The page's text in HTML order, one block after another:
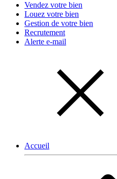
Vendez votre bien
Louez votre bien
Gestion de votre bien
Recrutement
Alerte e-mail
Accueil